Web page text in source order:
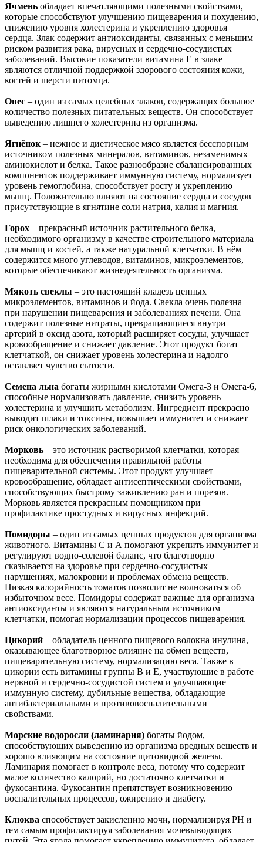
Ячмень обладает впечатляющими полезными свойствами,
которые способствуют улучшению пищеварения и похудению,
снижению уровня холестерина и укреплению здоровья
сердца. Злак содержит антиоксиданты, связанных с меньшим
риском развития рака, вирусных и сердечно-сосудистых
заболеваний. Высокие показатели витамина Е в злаке
являются отличной поддержкой здорового состояния кожи,
когтей и шерсти питомца.
Овес – один из самых целебных злаков, содержащих большое
количество полезных питательных веществ. Он способствует
выведению лишнего холестерина из организма.
Ягнёнок – нежное и диетическое мясо является бесспорным
источником полезных минералов, витаминов, незаменимых
аминокислот и белка. Такое разнообразие сбалансированных
компонентов поддерживает иммунную систему, нормализует
уровень гемоглобина, способствует росту и укреплению
мышц. Положительно влияют на состояние сердца и сосудов
присутствующие в ягнятине соли натрия, калия и магния.
Горох – прекрасный источник растительного белка,
необходимого организму в качестве строительного материала
для мышц и костей, а также натуральной клетчатки. В нём
содержится много углеводов, витаминов, микроэлементов,
которые обеспечивают жизнедеятельность организма.
Мякоть свеклы – это настоящий кладезь ценных
микроэлементов, витаминов и йода. Свекла очень полезна
при нарушении пищеварения и заболеваниях печени. Она
содержит полезные нитраты, превращающиеся внутри
артерий в оксид азота, который расширяет сосуды, улучшает
кровообращение и снижает давление. Этот продукт богат
клетчаткой, он снижает уровень холестерина и надолго
оставляет чувство сытости.
Семена льна богаты жирными кислотами Омега-3 и Омега-6,
способные нормализовать давление, снизить уровень
холестерина и улучшить метаболизм. Ингредиент прекрасно
выводит шлаки и токсины, повышает иммунитет и снижает
риск онкологических заболеваний.
Морковь – это источник растворимой клетчатки, которая
необходима для обеспечения правильной работы
пищеварительной системы. Этот продукт улучшает
кровообращение, обладает антисептическими свойствами,
способствующих быстрому заживлению ран и порезов.
Морковь является прекрасным помощником при
профилактике простудных и вирусных инфекций.
Помидоры – один из самых ценных продуктов для организма
животного. Витамины С и А помогают укрепить иммунитет и
регулируют водно-солевой баланс, что благотворно
сказывается на здоровье при сердечно-сосудистых
нарушениях, малокровии и проблемах обмена веществ.
Низкая калорийность томатов позволит не волноваться об
избыточном весе. Помидоры содержат важные для организма
антиоксиданты и являются натуральным источником
клетчатки, помогая нормализации процессов пищеварения.
Цикорий – обладатель ценного пищевого волокна инулина,
оказывающее благотворное влияние на обмен веществ,
пищеварительную систему, нормализацию веса. Также в
цикории есть витамины группы В и Е, участвующие в работе
нервной и сердечно-сосудистой систем и улучшающие
иммунную систему, дубильные вещества, обладающие
антибактериальными и противовоспалительными
свойствами.
Морские водоросли (ламинария) богаты йодом,
способствующих выведению из организма вредных веществ и
хорошо влияющим на состояние щитовидной железы.
Ламинария помогает в контроле веса, потому что содержит
малое количество калорий, но достаточно клетчатки и
фукосантина. Фукосантин препятствует возникновению
воспалительных процессов, ожирению и диабету.
Клюква способствует закислению мочи, нормализируя РН и
тем самым профилактируя заболевания мочевыводящих